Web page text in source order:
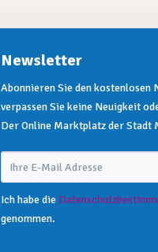
Newsletter
Abonnieren Sie den kostenlosen
verpassen Sie keine Neuigkeit
Der Online Marktplatz der Stadt
Ich habe die
genommen.